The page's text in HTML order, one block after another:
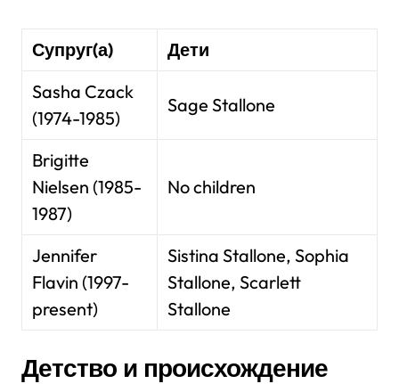
Супруг(а)
Дети
Sasha Czack
(1974-1985)
Sage Stallone
Brigitte
Nielsen (1985-
1987)
No children
Jennifer
Flavin (1997-
present)
Sistina Stallone, Sophia
Stallone, Scarlett
Stallone
Детство и происхождение